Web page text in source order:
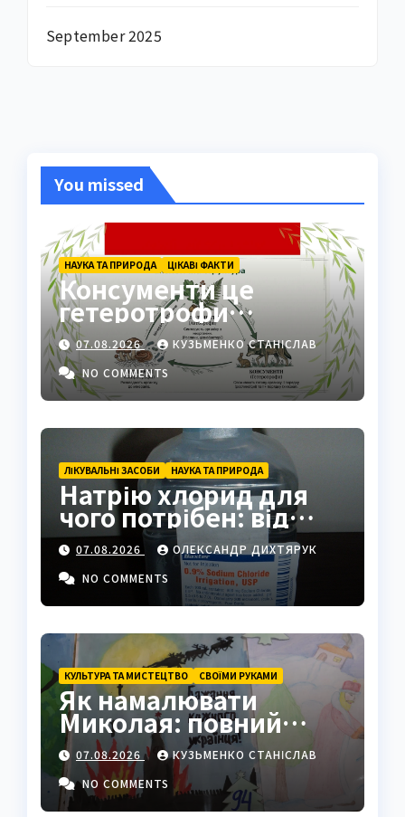
September 2025
You missed
НАУКА ТА ПРИРОДА ЦІКАВІ ФАКТИ
Консументи це
гетеротрофи
екосистеми
07.08.2026
КУЗЬМЕНКО СТАНІСЛАВ
NO COMMENTS
ЛІКУВАЛЬНІ ЗАСОБИ НАУКА ТА ПРИРОДА
Натрію хлорид для
чого потрібен: від
фізрозчину до
промисловості
07.08.2026
ОЛЕКСАНДР ДИХТЯРУК
NO COMMENTS
КУЛЬТУРА ТА МИСТЕЦТВО СВОЇМИ РУКАМИ
Як намалювати
Миколая: повний
покроковий гайд з
секретами майстрів
07.08.2026
КУЗЬМЕНКО СТАНІСЛАВ
NO COMMENTS